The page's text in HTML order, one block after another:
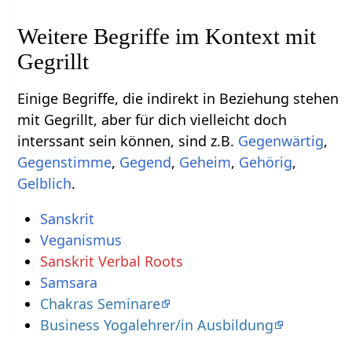
Weitere Begriffe im Kontext mit
Einige Begriffe, die indirekt in Beziehung stehen
mit Gegrillt‏‎, aber für dich vielleicht doch
interssant sein können, sind z.B.
,
, , ,
,
.
Sanskrit
Veganismus
Sanskrit Verbal Roots
Samsara
Chakras Seminare
Business Yogalehrer/in Ausbildung